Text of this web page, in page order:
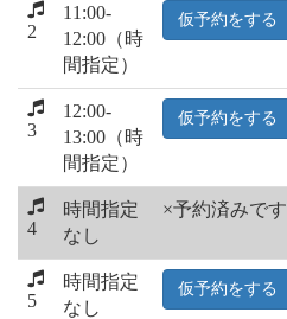
2
11:00-
12:00（時
間指定）
仮予約をする
3
12:00-
13:00（時
間指定）
仮予約をする
4
時間指定
なし
×予約済みです
5
時間指定
なし
仮予約をする